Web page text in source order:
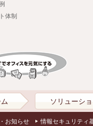
体制
ソリューシ
お知らせ 情報セキュリティ